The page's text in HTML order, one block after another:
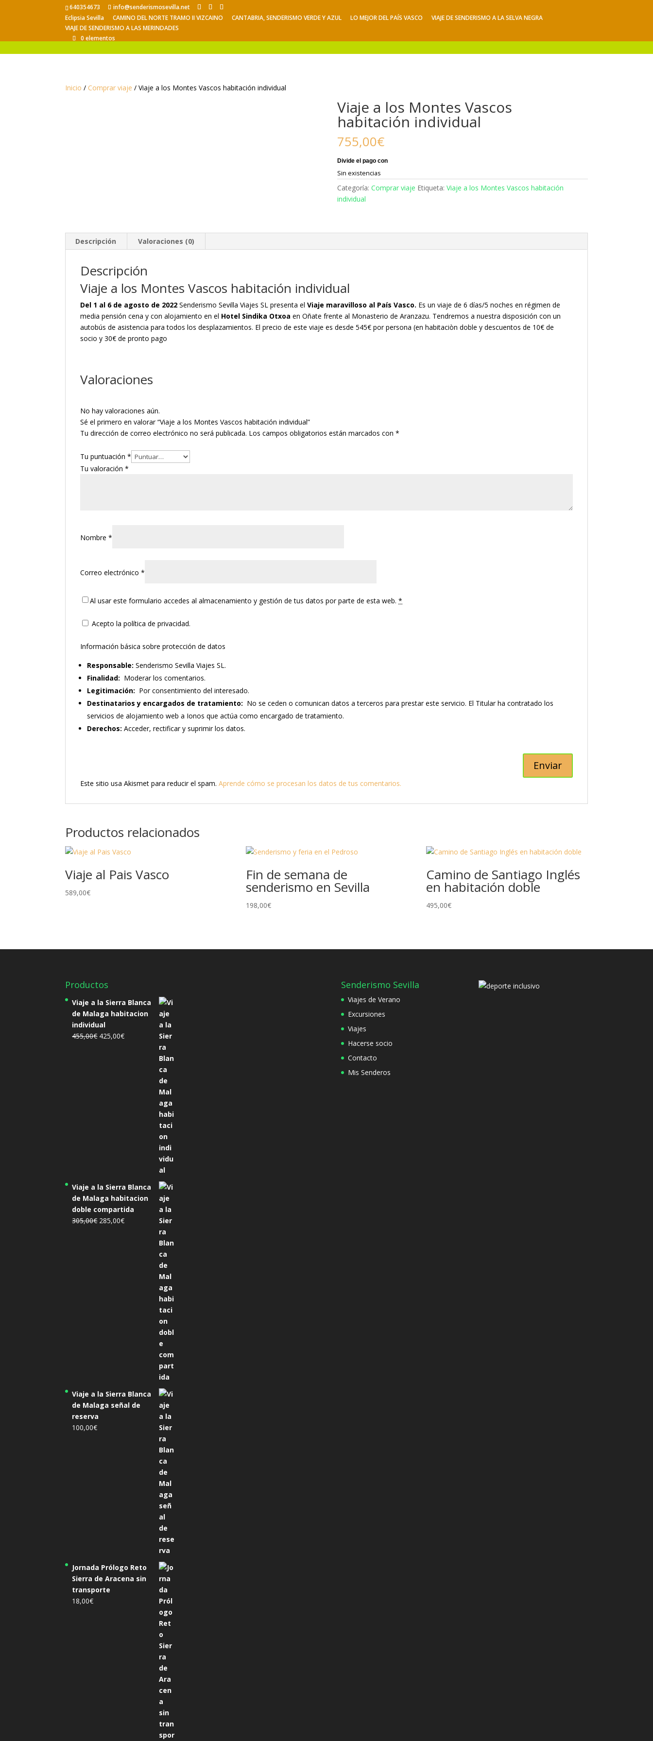
640354673
info@senderismosevilla.net
Eclipsia Sevilla
CAMINO DEL NORTE TRAMO II VIZCAINO CANTABRIA, SENDERISMO VERDE Y AZUL LO MEJOR DEL PAÍS VASCO
VIAJE DE SENDERISMO A LA SELVA NEGRA
VIAJE DE SENDERISMO A LAS MERINDADES
0 elementos
Inicio / Comprar viaje / Viaje a los Montes Vascos habitación individual
Viaje a los Montes Vascos
habitación individual
755,00€
Sin existencias
Categoría: Comprar viaje Etiqueta: Viaje a los Montes Vascos habitación
individual
Descripción Valoraciones (0)
Descripción
Viaje a los Montes Vascos habitación individual
Del 1 al 6 de agosto de 2022Senderismo Sevilla Viajes SL presenta elViaje maravilloso al País Vasco. Es un viaje de 6 días/5 noches en régimen de
media pensión cena y con alojamiento en el Hotel Sindika Otxoaen Oñate frente al Monasterio de Aranzazu. Tendremos a nuestra disposición con un
autobús de asistencia para todos los desplazamientos. El precio de este viaje es desde 545€ por persona (en habitaciòn doble y descuentos de 10€ de
socio y 30€ de pronto pago
Valoraciones
No hay valoraciones aún.
Sé el primero en valorar “Viaje a los Montes Vascos habitación individual”
Tu dirección de correo electrónico no será publicada. Los campos obligatorios están marcados con*
Tu puntuación*
Tu valoración*
Nombre*
Correo electrónico*
Al usar este formulario accedes al almacenamiento y gestión de tus datos por parte de esta web.*
Acepto la política de privacidad.
Información básica sobre protección de datos
Responsable: Senderismo Sevilla Viajes SL.
Finalidad: Moderar los comentarios.
Legitimación: Por consentimiento del interesado.
Destinatarios y encargados de tratamiento: No se ceden o comunican datos a terceros para prestar este servicio. El Titular ha contratado los
servicios de alojamiento web a Ionos que actúa como encargado de tratamiento.
Derechos: Acceder, rectificar y suprimir los datos.
Este sitio usa Akismet para reducir el spam.Aprende cómo se procesan los datos de tus comentarios.
Productos relacionados
Viaje al Pais Vasco
589,00€
Fin de semana de
senderismo en Sevilla
198,00€
Camino de Santiago Inglés
en habitación doble
495,00€
Productos
Viaje a la Sierra Blanca
de Malaga habitacion
individual
455,00€ El
425,00€El
Viaje a la Sierra Blanca
de Malaga habitacion
doble compartida
305,00€ El
285,00€El
Viaje a la Sierra Blanca
de Malaga señal de
reserva
100,00€
Jornada Prólogo Reto
Sierra de Aracena sin
transporte
18,00€
Senderismo Sevilla
Viajes de Verano
Excursiones
Viajes
Hacerse socio
Contacto
Mis Senderos